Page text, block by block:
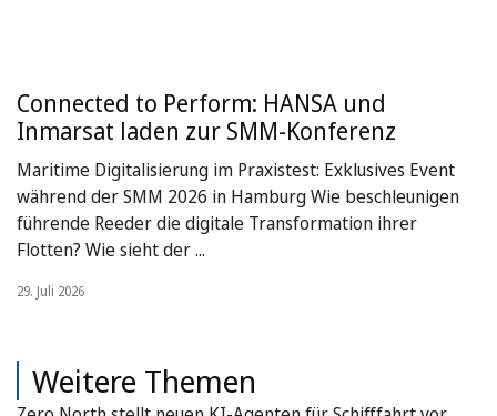
Connected to Perform: HANSA und
Inmarsat laden zur SMM-Konferenz
Maritime Digitalisierung im Praxistest: Exklusives Event
während der SMM 2026 in Hamburg Wie beschleunigen
führende Reeder die digitale Transformation ihrer
Flotten? Wie sieht der ...
29. Juli 2026
Weitere Themen